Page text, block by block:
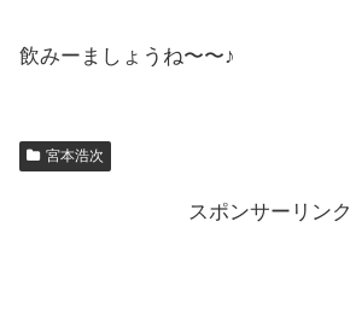
飲みーましょうね〜〜♪
宮本浩次
スポンサーリンク